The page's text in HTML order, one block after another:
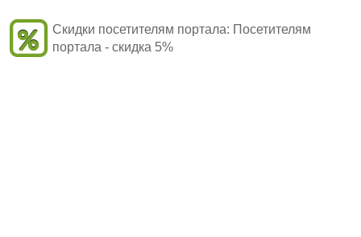
Скидки посетителям портала: Посетителям
портала - скидка 5%